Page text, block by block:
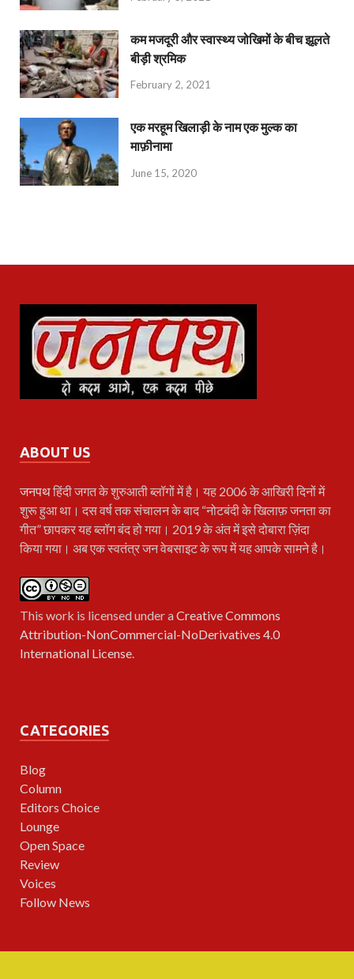
कम मजदूरी और स्वास्थ्य जोखिमों के बीच झूलते
बीड़ी श्रमिक
February 2, 2021
एक मरहूम खिलाड़ी के नाम एक मुल्क का
माफ़ीनामा
June 15, 2020
ABOUT US
जनपथहिंदी जगत के शुरुआती ब्लॉगों में है। यह 2006 के आखिरी दिनों में
शुरू हुआ था। दस वर्ष तक संचालन के बाद “नोटबंदी के खिलाफ़ जनता का
गीत” छापकर यह ब्लॉग बंद हो गया। 2019 के अंत में इसे दोबारा ज़िंदा
किया गया। अब एक स्वतंत्र जन वेबसाइट के रूप में यह आपके सामने है।
This work is licensed under aCreative Commons
Attribution-NonCommercial-NoDerivatives 4.0
International License.
CATEGORIES
Blog
Column
Editors Choice
Lounge
Open Space
Review
Voices
Follow News